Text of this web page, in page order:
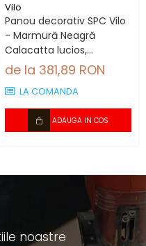
Vilo
Panou decorativ SPC Vilo
- Marmură Neagră
Calacatta lucios,
1200×600×4 mm, 2.88
mp/cutie (4 panouri)
de la 381,89 RON
LA COMANDA
ADAUGA IN COS
noastre